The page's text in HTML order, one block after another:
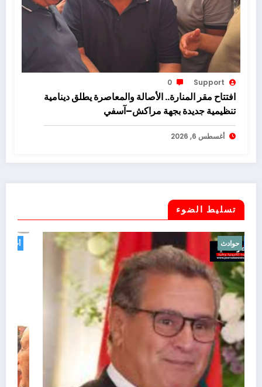
Support
0
افتتاح مقر المنارة.. الأصالة والمعاصرة يطلق دينامية
تنظيمية جديدة بجهة مراكش–آسفي
أغسطس 6, 2026
تسليط الضوء
أخبار حوادث